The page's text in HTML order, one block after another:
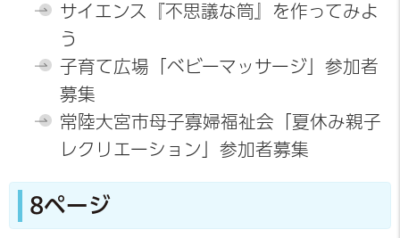
サイエンス『不思議な筒』を作ってみよ
う
子育て広場「ベビーマッサージ」参加者
募集
常陸大宮市母子寡婦福祉会「夏休み親子
レクリエーション」参加者募集
8ページ